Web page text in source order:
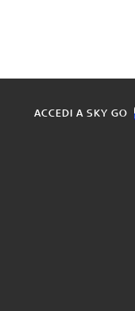
ACCEDI A SKY GO